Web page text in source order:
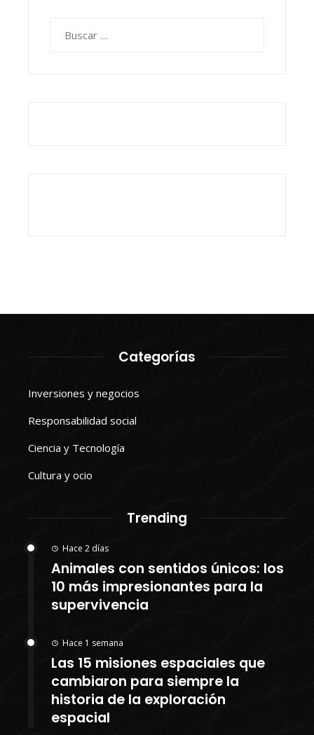
Categorías
Inversiones y negocios
Responsabilidad social
Ciencia y Tecnología
Cultura y ocio
Trending
Hace 2 días
Animales con sentidos únicos: los
10 más impresionantes para la
supervivencia
Hace 1 semana
Las 15 misiones espaciales que
cambiaron para siempre la
historia de la exploración
espacial